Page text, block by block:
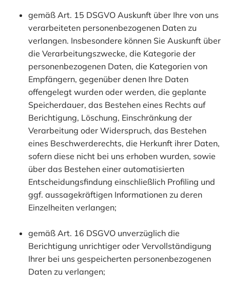
gemäß Art. 15 DSGVO Auskunft über Ihre von uns
verarbeiteten personenbezogenen Daten zu
verlangen. Insbesondere können Sie Auskunft über
die Verarbeitungszwecke, die Kategorie der
personenbezogenen Daten, die Kategorien von
Empfängern, gegenüber denen Ihre Daten
offengelegt wurden oder werden, die geplante
Speicherdauer, das Bestehen eines Rechts auf
Berichtigung, Löschung, Einschränkung der
Verarbeitung oder Widerspruch, das Bestehen
eines Beschwerderechts, die Herkunft ihrer Daten,
sofern diese nicht bei uns erhoben wurden, sowie
über das Bestehen einer automatisierten
Entscheidungsfindung einschließlich Profiling und
ggf. aussagekräftigen Informationen zu deren
Einzelheiten verlangen;
gemäß Art. 16 DSGVO unverzüglich die
Berichtigung unrichtiger oder Vervollständigung
Ihrer bei uns gespeicherten personenbezogenen
Daten zu verlangen;